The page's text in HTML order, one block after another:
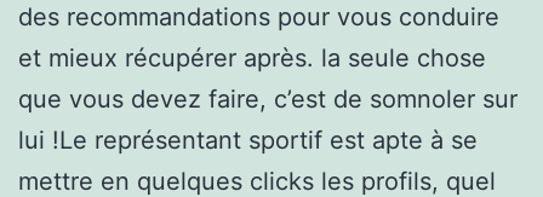
des recommandations pour vous conduire
et mieux récupérer après. la seule chose
que vous devez faire, c’est de somnoler sur
lui !Le représentant sportif est apte à se
mettre en quelques clicks les profils, quel